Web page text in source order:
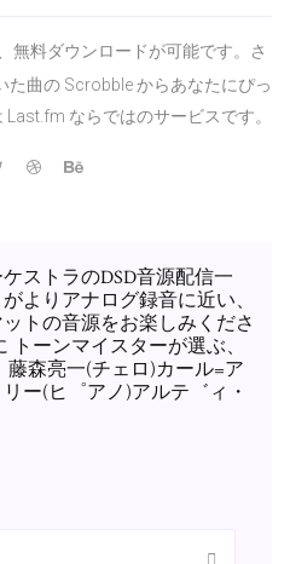
無料ダウンロードが可能です。さ
た曲の Scrobble からあなたにぴっ
ならではのサービスです。
ストラのDSD音源配信一
よりアナログ録音に近い、
トの音源をお楽しみくださ
トーンマイスターが選ぶ、
森亮一(チェロ)カール=ア
ー(ヒ゜アノ)アルテ゛ィ・